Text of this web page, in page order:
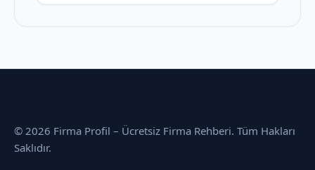
© 2026 Firma Profil – Ücretsiz Firma Rehberi. Tüm Hakları
Saklıdır.